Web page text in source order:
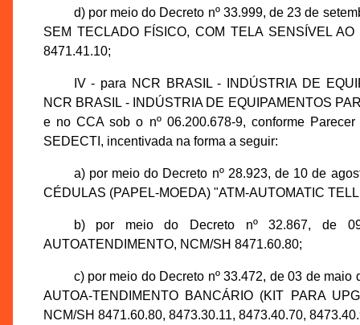
d) por meio do Decreto nº 33.999, de 23 de
SEM TECLADO FÍSICO, COM TELA SENSÍVEL
8471.41.10;
IV - para NCR BRASIL - INDÚSTRIA DE
NCR BRASIL - INDÚSTRIA DE EQUIPAMENTOS
e no CCA sob o nº 06.200.678-9, conforme
SEDECTI, incentivada na forma a seguir:
a) por meio do Decreto nº 28.923, de 10 de
CÉDULAS (PAPEL-MOEDA) "ATM-AUTOMATIC
b) por meio do Decreto nº 32.867, de
AUTOATENDIMENTO, NCM/SH 8471.60.80;
c) por meio do Decreto nº 33.472, de 03 de
AUTOA-TENDIMENTO BANCÁRIO (KIT PARA
NCM/SH 8471.60.80, 8473.30.11, 8473.40.70,